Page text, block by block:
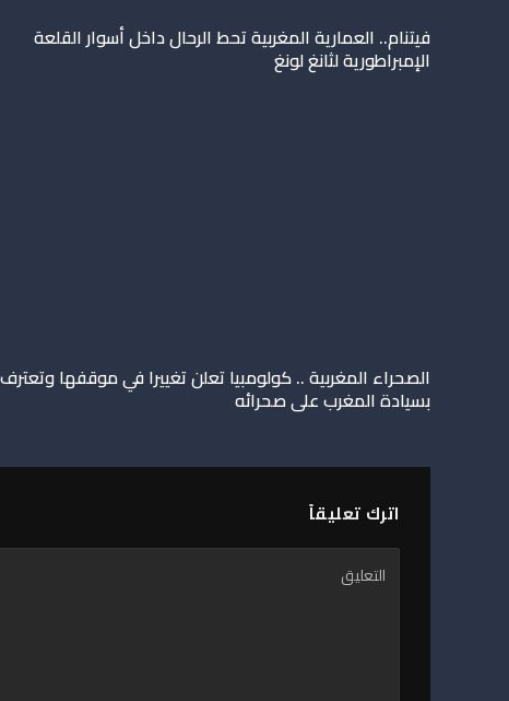
فيتنام.. العمارية المغربية تحط الرحال داخل أسوار القلعة
الإمبراطورية لثانغ لونغ
الصحراء المغربية .. كولومبيا تعلن تغييرا في موقفها وتعترف
بسيادة المغرب على صحرائه
اترك تعليقاً